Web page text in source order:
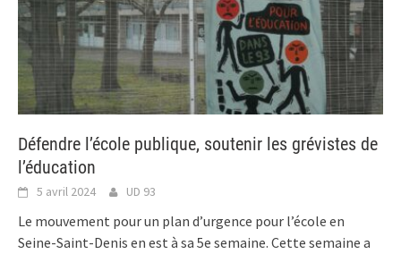
Défendre l’école publique, soutenir les grévistes de
l’éducation
5 avril 2024 UD 93
Le mouvement pour un plan d’urgence pour l’école en
Seine-Saint-Denis en est à sa 5e semaine. Cette semaine a